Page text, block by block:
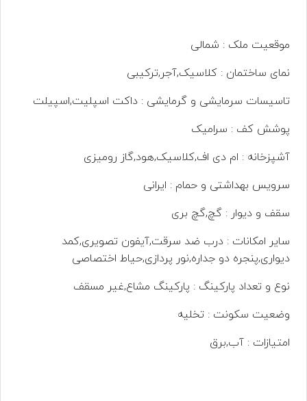
موقعیت ملک : شمالی
نمای ساختمان : کلاسیک,آجر,ترکیبی
تاسیسات سرمایشی و گرمایشی : داکت اسپلیت,اسپیلت
پوشش کف : سرامیک
آشپزخانه : ام دی اف,کلاسیک,هود,گاز رومیزی
سرویس بهداشتی و حمام : ایرانی
سقف و دیوار : گچ,گچ بری
سایر امکانات : درب ضد سرقت,آیفون تصویری,کمد
دیواری,پنجره دو جداره,نور پردازی,حیاط اختصاصی
نوع و تعداد پارکینگ : پارکینگ مشاع,غیر مسقف
وضعیت سکونت : تخلیه
امتیازات : آب,برق